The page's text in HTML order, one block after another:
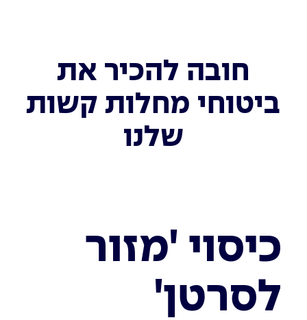
חובה להכיר את
ביטוחי מחלות קשות
שלנו
כיסוי 'מזור
לסרטן'